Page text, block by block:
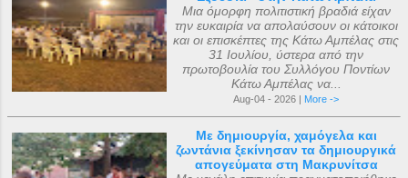
Μια όμορφη πολιτιστική βραδιά είχαν
την ευκαιρία να απολαύσουν οι κάτοικοι
και οι επισκέπτες της Κάτω Αμπέλας στις
31 Ιουλίου, ύστερα από την
πρωτοβουλία του Συλλόγου Ποντίων
Κάτω Αμπέλας να...
Aug-04 - 2026 | More ->
Με δημιουργία, χαμόγελα και
ζωντάνια ξεκίνησαν τα δημιουργικά
απογεύματα στη Μακρυνίτσα